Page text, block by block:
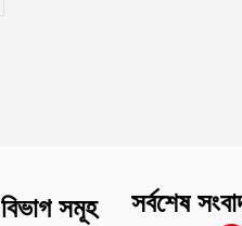
বিভাগ সমূহ সর্বশেষ